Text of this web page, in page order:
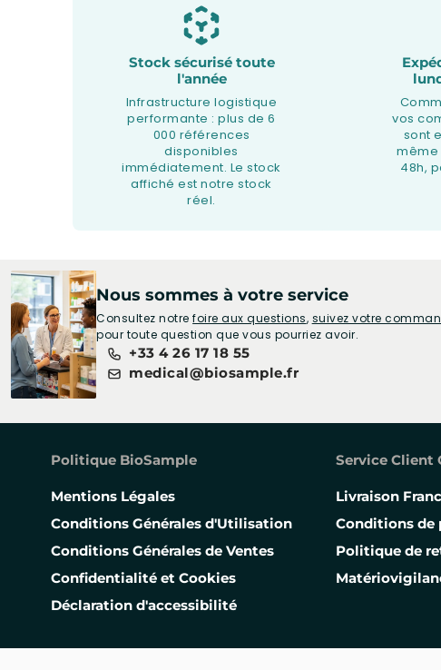
Stock sécurisé toute
l'année
Infrastructure logistique
performante : plus de 6
000 références
disponibles
immédiatement. Le stock
affiché est notre stock
réel.
vos
sont
même
48h,
Nous sommes à votre service
Consultez notrefoire aux questions, suivez votre
pour toute question que vous pourriez avoir.
+33 4 26 17 18 55
medical@biosample.fr
Politique BioSample
Mentions Légales
Conditions Générales d'Utilisation
Conditions Générales de Ventes
Confidentialité et Cookies
Déclaration d'accessibilité
Service Client
Livraison
Conditions de
Politique de